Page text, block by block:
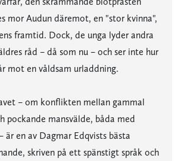
mor Audun däremot, en "stor kvinna",
framtid. Dock, de unga lyder andra
råd – då som nu – och ser inte hur
mot en våldsam urladdning.
– om konflikten mellan gammal
pockande mansvälde, båda med
en av Dagmar Edqvists bästa
skriven på ett spänstigt språk och